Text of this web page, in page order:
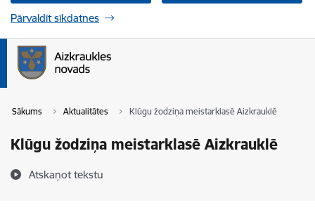
Pārvaldīt sīkdatnes
Sākums Aktualitātes Klūgu žodziņa meistarklasē Aizkrauklē
Klūgu žodziņa meistarklasē Aizkrauklē
Atskaņot tekstu